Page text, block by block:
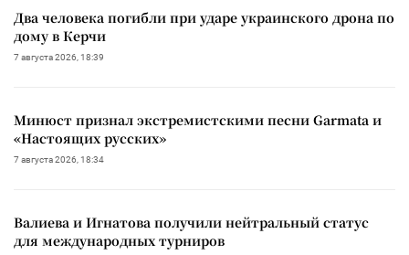
Два человека погибли при ударе украинского дрона по
дому в Керчи
7 августа 2026, 18:39
Минюст признал экстремистскими песни Garmata и
«Настоящих русских»
7 августа 2026, 18:34
Валиева и Игнатова получили нейтральный статус
для международных турниров